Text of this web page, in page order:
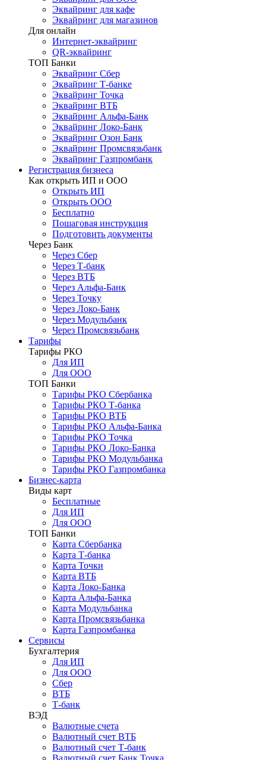
Эквайринг для кафе
Эквайринг для магазинов
Для онлайн
Интернет-эквайринг
QR-эквайринг
ТОП Банки
Эквайринг Сбер
Эквайринг Т-банке
Эквайринг Точка
Эквайринг ВТБ
Эквайринг Альфа-Банк
Эквайринг Локо-Банк
Эквайринг Озон Банк
Эквайринг Промсвязьбанк
Эквайринг Газпромбанк
Регистрация бизнеса
Как открыть ИП и ООО
Открыть ИП
Открыть ООО
Бесплатно
Пошаговая инструкция
Подготовить документы
Через Банк
Через Сбер
Через Т-банк
Через ВТБ
Через Альфа-Банк
Через Точку
Через Локо-Банк
Через Модульбанк
Через Промсвязьбанк
Тарифы
Тарифы РКО
Для ИП
Для ООО
ТОП Банки
Тарифы РКО Сбербанка
Тарифы РКО Т-банка
Тарифы РКО ВТБ
Тарифы РКО Альфа-Банка
Тарифы РКО Точка
Тарифы РКО Локо-Банка
Тарифы РКО Модульбанка
Тарифы РКО Газпромбанка
Бизнес-карта
Виды карт
Бесплатные
Для ИП
Для ООО
ТОП Банки
Карта Сбербанка
Карта Т-банка
Карта Точки
Карта ВТБ
Карта Локо-Банка
Карта Альфа-Банка
Карта Модульбанка
Карта Промсвязьбанка
Карта Газпромбанка
Сервисы
Бухгалтерия
Для ИП
Для ООО
Сбер
ВТБ
Т-банк
ВЭД
Валютные счета
Валютный счет ВТБ
Валютный счет Т-банк
Валютный счет Банк Точка